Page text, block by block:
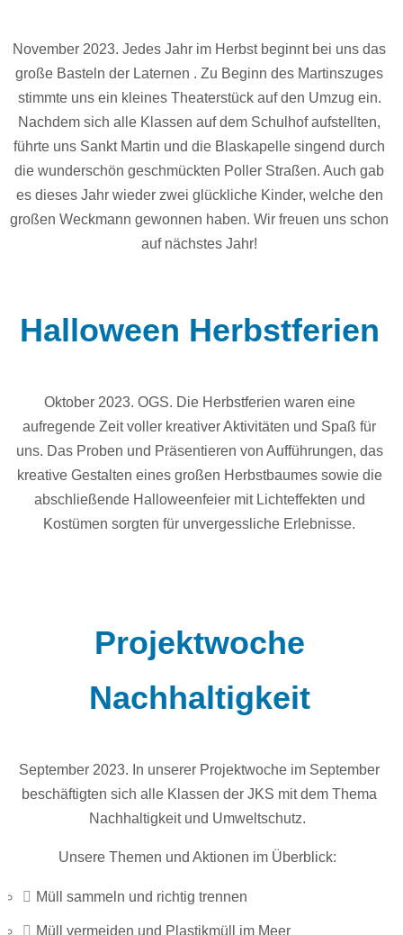
November 2023. Jedes Jahr im Herbst beginnt bei uns das
große Basteln der Laternen . Zu Beginn des Martinszuges
stimmte uns ein kleines Theaterstück auf den Umzug ein.
Nachdem sich alle Klassen auf dem Schulhof aufstellten,
führte uns Sankt Martin und die Blaskapelle singend durch
die wunderschön geschmückten Poller Straßen. Auch gab
es dieses Jahr wieder zwei glückliche Kinder, welche den
großen Weckmann gewonnen haben. Wir freuen uns schon
auf nächstes Jahr!
Halloween Herbstferien
Oktober 2023. OGS. Die Herbstferien waren eine
aufregende Zeit voller kreativer Aktivitäten und Spaß für
uns. Das Proben und Präsentieren von Aufführungen, das
kreative Gestalten eines großen Herbstbaumes sowie die
abschließende Halloweenfeier mit Lichteffekten und
Kostümen sorgten für unvergessliche Erlebnisse.
Projektwoche
Nachhaltigkeit
September 2023. In unserer Projektwoche im September
beschäftigten sich alle Klassen der JKS mit dem Thema
Nachhaltigkeit und Umweltschutz.
Unsere Themen und Aktionen im Überblick:
Müll sammeln und richtig trennen
Müll vermeiden und Plastikmüll im Meer